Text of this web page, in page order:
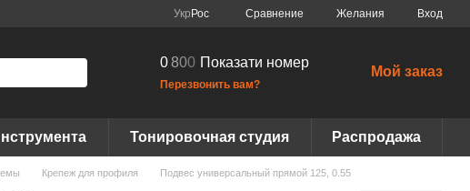
Укр Рос Сравнение Желания Вход
0800 Показати номер
Перезвонить вам?
Мой заказ
Тонировочная студия Распродажа
Крепеж для профиля Подвес универсальный прямой 125, 0.55